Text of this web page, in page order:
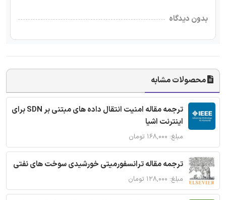
بدون دیدگاه
محصولات مشابه
ترجمه مقاله امنیت انتقال داده های مبتنی بر SDN برای
اینترنت اشیا
مبلغ: ۱۶۸,۰۰۰ تومان
ترجمه مقاله ترانسفورمیتی خورشیدی سوخت های نفتی
مبلغ: ۱۲۸,۰۰۰ تومان